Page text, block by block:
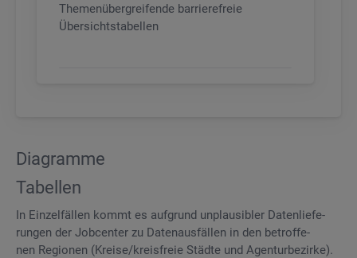
Themenübergreifende barrierefreie
Übersichtstabellen
Dia­gram­me
Ta­bel­len
In Ein­zel­fäl­len kommt es auf­grund un­plau­si­bler Da­ten­lie­fe­
run­gen der Job­cen­ter zu Da­ten­aus­fäl­len in den be­trof­fe­
nen Re­gio­nen (Krei­se/kreis­freie Städ­te und Agen­tur­be­zir­ke).